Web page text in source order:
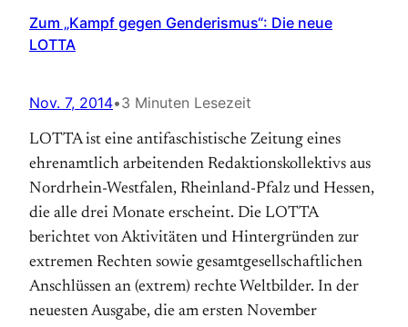
Zum „Kampf gegen Genderismus“: Die neue
LOTTA
Nov. 7, 2014•3 Minuten Lesezeit
LOTTA ist eine antifaschistische Zeitung eines
ehrenamtlich arbeitenden Redaktionskollektivs aus
Nordrhein-Westfalen, Rheinland-Pfalz und Hessen,
die alle drei Monate erscheint. Die LOTTA
berichtet von Aktivitäten und Hintergründen zur
extremen Rechten sowie gesamtgesellschaftlichen
Anschlüssen an (extrem) rechte Weltbilder. In der
neuesten Ausgabe, die am ersten November